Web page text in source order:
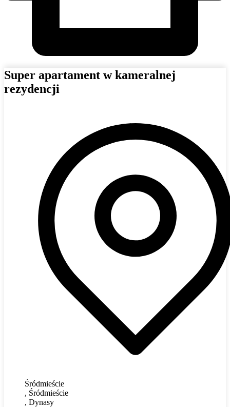
Super apartament w kameralnej
rezydencji
Śródmieście
, Śródmieście
, Dynasy